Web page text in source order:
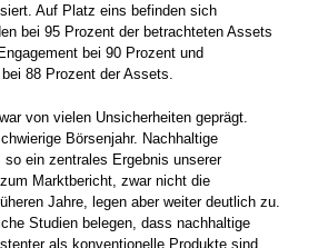
Auf Platz eins befinden sich
bei 95 Prozent der betrachteten Assets
bei 90 Prozent und
88 Prozent der Assets.
von vielen Unsicherheiten geprägt.
Börsenjahr. Nachhaltige
so ein zentrales Ergebnis unserer
Marktbericht, zwar nicht die
Jahre, legen aber weiter deutlich zu.
Studien belegen, dass nachhaltige
als konventionelle Produkte sind.